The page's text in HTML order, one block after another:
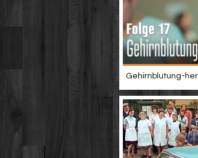
Gehirnblutung-